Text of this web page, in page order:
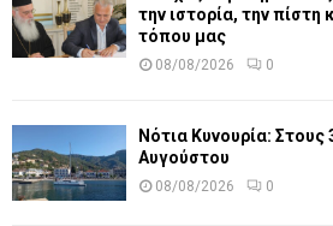
την ιστορία, την πίστη
τόπου μας
08/08/2026 0
Νότια Κυνουρία:
Αυγούστου
08/08/2026 0